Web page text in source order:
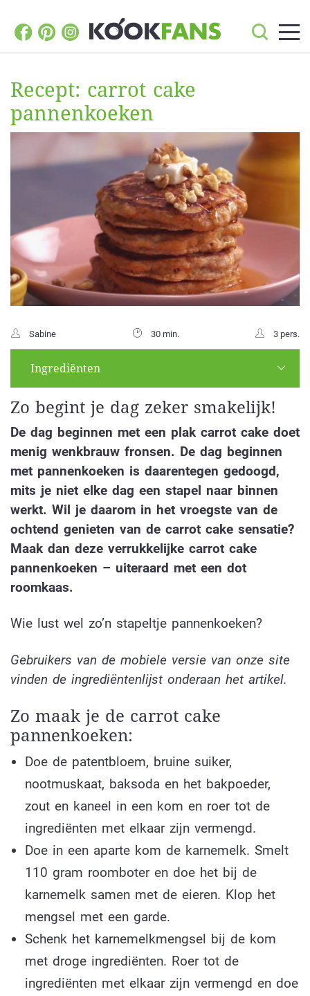
Recept: carrot cake
pannenkoeken
Sabine 30 min. 3 pers.
Ingrediënten
Zo begint je dag zeker smakelijk!
De dag beginnen met een plak carrot cake doet
menig wenkbrauw fronsen. De dag beginnen
met pannenkoeken is daarentegen gedoogd,
mits je niet elke dag een stapel naar binnen
werkt. Wil je daarom in het vroegste van de
ochtend genieten van de carrot cake sensatie?
Maak dan deze verrukkelijke carrot cake
pannenkoeken – uiteraard met een dot
roomkaas.
Wie lust wel zo’n stapeltje pannenkoeken?
Gebruikers van de mobiele versie van onze site
vinden de ingrediëntenlijst onderaan het artikel.
Zo maak je de carrot cake
pannenkoeken:
Doe de patentbloem, bruine suiker,
nootmuskaat, baksoda en het bakpoeder,
zout en kaneel in een kom en roer tot de
ingrediënten met elkaar zijn vermengd.
Doe in een aparte kom de karnemelk. Smelt
110 gram roomboter en doe het bij de
karnemelk samen met de eieren. Klop het
mengsel met een garde.
Schenk het karnemelkmengsel bij de kom
met droge ingrediënten. Roer tot de
ingrediënten met elkaar zijn vermengd en doe